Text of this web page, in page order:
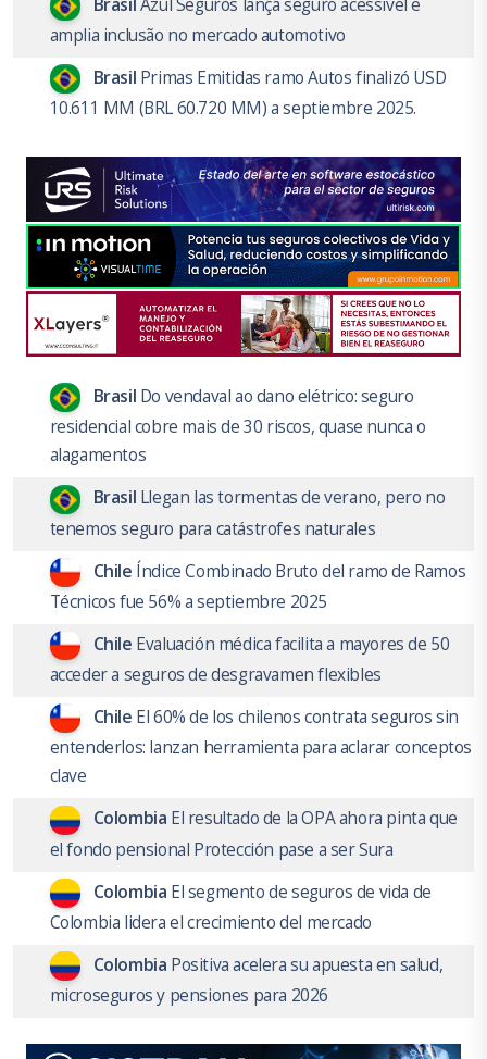
amplia inclusão no mercado automotivo
Brasil Primas Emitidas ramo Autos finalizó USD
10.611 MM (BRL 60.720 MM) a septiembre 2025.
Brasil Do vendaval ao dano elétrico: seguro
residencial cobre mais de 30 riscos, quase nunca o
alagamentos
Brasil Llegan las tormentas de verano, pero no
tenemos seguro para catástrofes naturales
Chile Índice Combinado Bruto del ramo de Ramos
Técnicos fue 56% a septiembre 2025
Chile Evaluación médica facilita a mayores de 50
acceder a seguros de desgravamen flexibles
Chile El 60% de los chilenos contrata seguros sin
entenderlos: lanzan herramienta para aclarar conceptos
clave
Colombia El resultado de la OPA ahora pinta que
el fondo pensional Protección pase a ser Sura
Colombia El segmento de seguros de vida de
Colombia lidera el crecimiento del mercado
Colombia Positiva acelera su apuesta en salud,
microseguros y pensiones para 2026